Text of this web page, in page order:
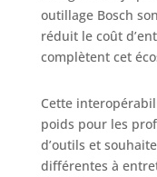
outillage Bosch
réduit le coût
complètent cet
Cette
poids pour les
d’outils et
différentes à